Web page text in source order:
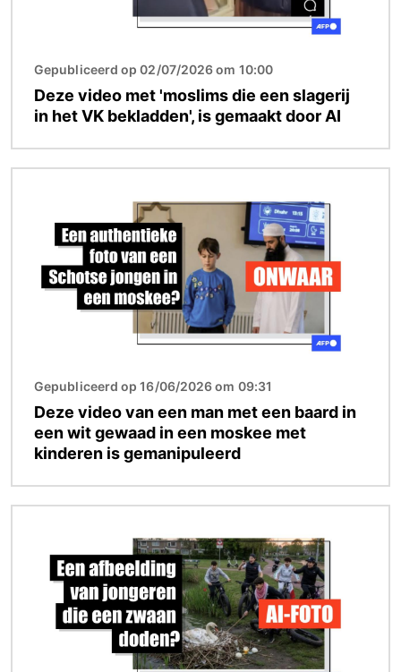
Gepubliceerd op 02/07/2026 om 10:00
Deze video met 'moslims die een slagerij
in het VK bekladden', is gemaakt door AI
Gepubliceerd op 16/06/2026 om 09:31
Deze video van een man met een baard in
een wit gewaad in een moskee met
kinderen is gemanipuleerd